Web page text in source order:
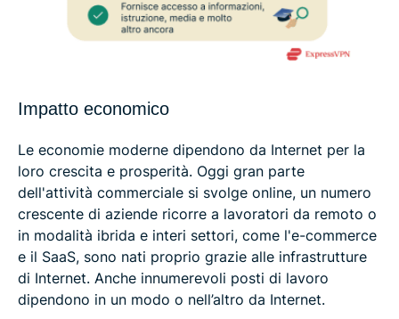
Impatto economico
Le economie moderne dipendono da Internet per la
loro crescita e prosperità. Oggi gran parte
dell'attività commerciale si svolge online, un numero
crescente di aziende ricorre a lavoratori da remoto o
in modalità ibrida e interi settori, come l'e-commerce
e il SaaS, sono nati proprio grazie alle infrastrutture
di Internet. Anche innumerevoli posti di lavoro
dipendono in un modo o nell’altro da Internet.